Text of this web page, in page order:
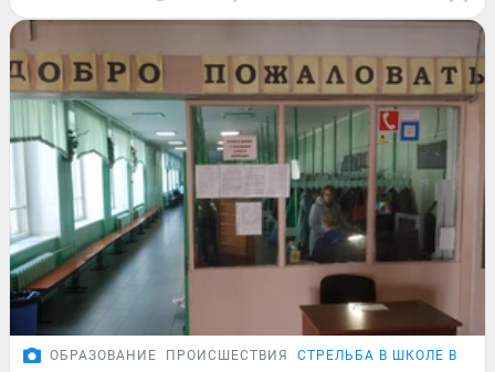
ОБРАЗОВАНИЕ ПРОИСШЕСТВИЯ СТРЕЛЬБА В ШКОЛЕ В